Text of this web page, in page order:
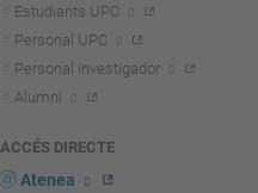
Estudiants UPC
Personal UPC
Personal investigador
Alumni
ACCÉS DIRECTE
Atenea